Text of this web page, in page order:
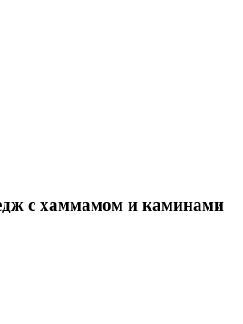
с хаммамом и каминами